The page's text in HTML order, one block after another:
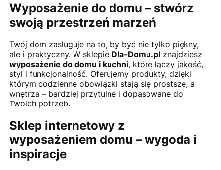
Wyposażenie do domu – stwórz
swoją przestrzeń marzeń
Twój dom zasługuje na to, by być nie tylko piękny,
ale i praktyczny. W sklepie Dla-Domu.plznajdziesz
wyposażenie do domu i kuchni, które łączy jakość,
styl i funkcjonalność. Oferujemy produkty, dzięki
którym codzienne obowiązki stają się prostsze, a
wnętrza – bardziej przytulne i dopasowane do
Twoich potrzeb.
Sklep internetowy z
wyposażeniem domu – wygoda i
inspiracje